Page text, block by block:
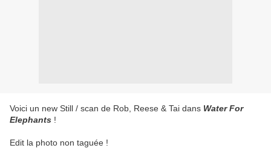
Voici un new Still / scan de Rob, Reese & Tai dans Water For
Elephants !
Edit la photo non taguée !